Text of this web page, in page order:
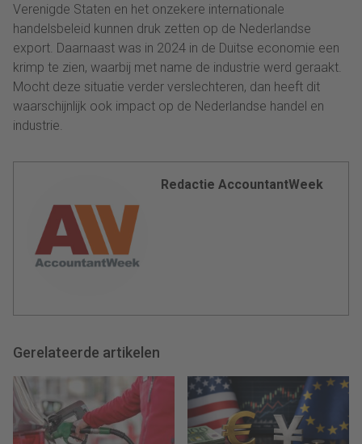
Verenigde Staten en het onzekere internationale
handelsbeleid kunnen druk zetten op de Nederlandse
export. Daarnaast was in 2024 in de Duitse economie een
krimp te zien, waarbij met name de industrie werd geraakt.
Mocht deze situatie verder verslechteren, dan heeft dit
waarschijnlijk ook impact op de Nederlandse handel en
industrie.
Redactie AccountantWeek
Gerelateerde artikelen